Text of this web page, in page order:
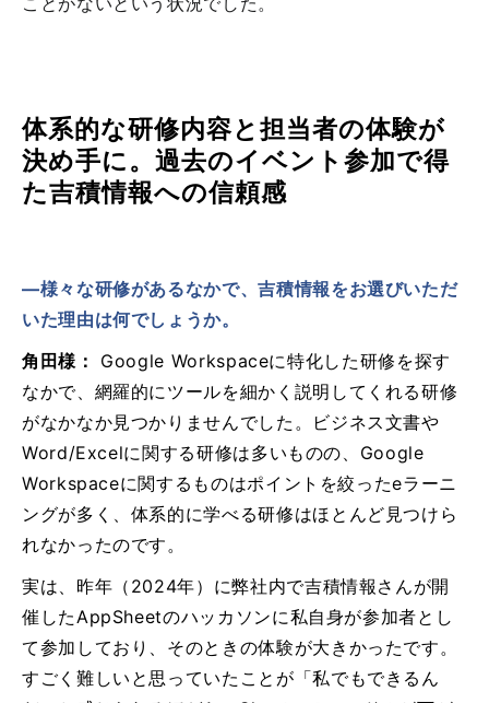
体系的な研修内容と担当者の体験が
決め手に。過去のイベント参加で得
た吉積情報への信頼感
―様々な研修があるなかで、吉積情報をお選びいただ
いた理由は何でしょうか。
角田様：
Google Workspaceに特化した研修を探す
なかで、網羅的にツールを細かく説明してくれる研修
がなかなか見つかりませんでした。ビジネス文書や
Word/Excelに関する研修は多いものの、Google
Workspaceに関するものはポイントを絞ったeラーニ
ングが多く、体系的に学べる研修はほとんど見つけら
れなかったのです。
実は、昨年（2024年）に弊社内で吉積情報さんが開
催したAppSheetのハッカソンに私自身が参加者とし
て参加しており、そのときの体験が大きかったです。
すごく難しいと思っていたことが「私でもできるん